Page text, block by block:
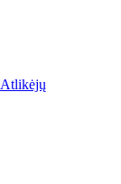
Atlikėjų